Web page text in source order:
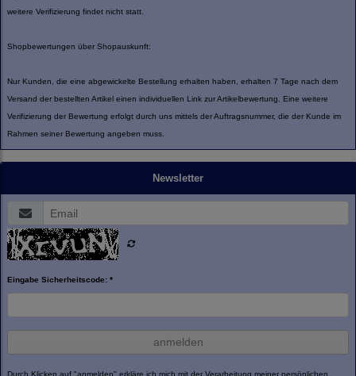
weitere Verifizierung findet nicht statt.
Shopbewertungen über Shopauskunft:
Nur Kunden, die eine abgewickelte Bestellung erhalten haben, erhalten 7 Tage nach dem
Versand der bestellten Artikel einen individuellen Link zur Artikelbewertung. Eine weitere
Verifizierung der Bewertung erfolgt durch uns mittels der Auftragsnummer, die der Kunde im
Rahmen seiner Bewertung angeben muss.
Newsletter
Eingabe Sicherheitscode: *
anmelden